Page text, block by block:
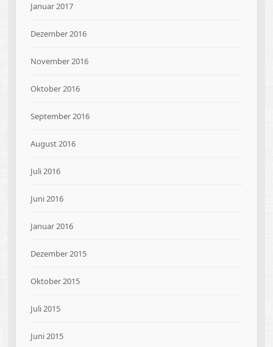
Januar 2017
Dezember 2016
November 2016
Oktober 2016
September 2016
August 2016
Juli 2016
Juni 2016
Januar 2016
Dezember 2015
Oktober 2015
Juli 2015
Juni 2015